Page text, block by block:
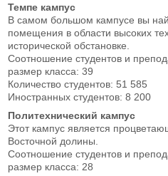
Темпе кампус
В самом большом кампусе вы
помещения в области высоких
исторической обстановке.
Соотношение студентов и
размер класса: 39
Количество студентов: 51 585
Иностранных студентов: 8 200
Политехнический кампус
Этот кампус является
Восточной долины.
Соотношение студентов и
размер класса: 28